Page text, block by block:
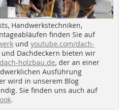
Handwerkstechniken,
finden Sie auf
und youtube.com/dach-
Dachdeckern bieten wir
dach-holzbau.de, der an einer
Ausführung
wird in unserem Blog
Sie finden uns auch auf
.